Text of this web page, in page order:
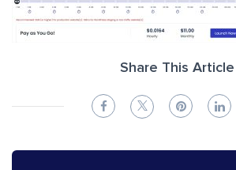
Share This Article